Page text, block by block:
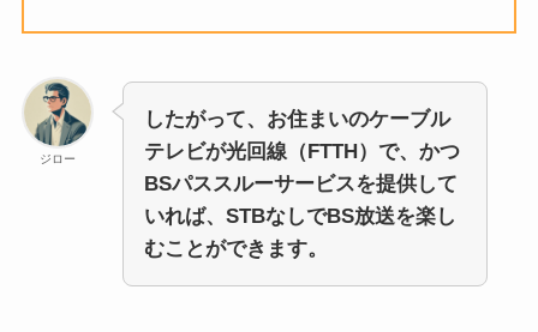
ジロー
したがって、お住まいのケーブル
テレビが光回線（FTTH）で、かつ
BSパススルーサービスを提供して
いれば、STBなしでBS放送を楽し
むことができます。